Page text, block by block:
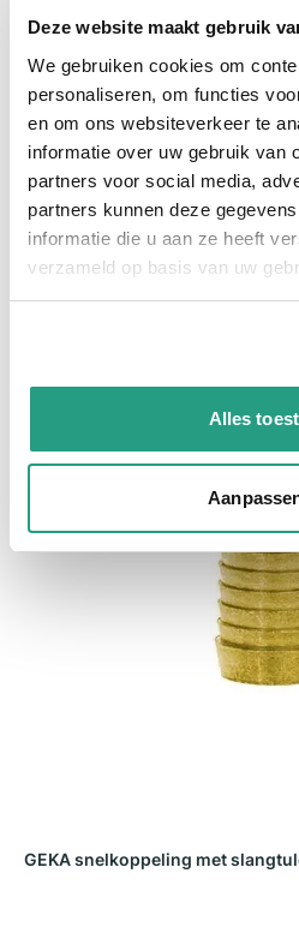
Deze website maakt gebruik
We gebruiken cookies om
personaliseren, om functies
en om ons websiteverkeer te
informatie over uw gebruik van
partners voor social media,
partners kunnen deze
informatie die u aan ze heeft
verzameld op basis van uw
Alles
Neem contact
Gerelateerde producten
GEKA snelkoppeling met